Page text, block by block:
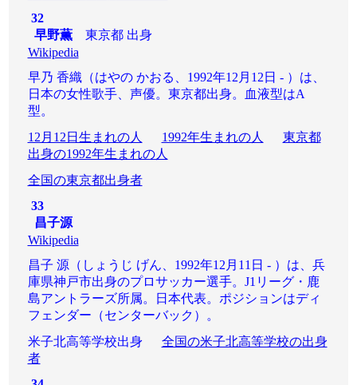
32
早野薫東京都 出身
Wikipedia
早乃 香織（はやの かおる、1992年12月12日 - ）は、
日本の女性歌手、声優。東京都出身。血液型はA
型。
12月12日生まれの人
1992年生まれの人
東京都
出身の1992年生まれの人
全国の東京都出身者
33
昌子源
Wikipedia
昌子 源（しょうじ げん、1992年12月11日 - ）は、兵
庫県神戸市出身のプロサッカー選手。J1リーグ・鹿
島アントラーズ所属。日本代表。ポジションはディ
フェンダー（センターバック）。
米子北高等学校出身 全国の米子北高等学校の出身
者